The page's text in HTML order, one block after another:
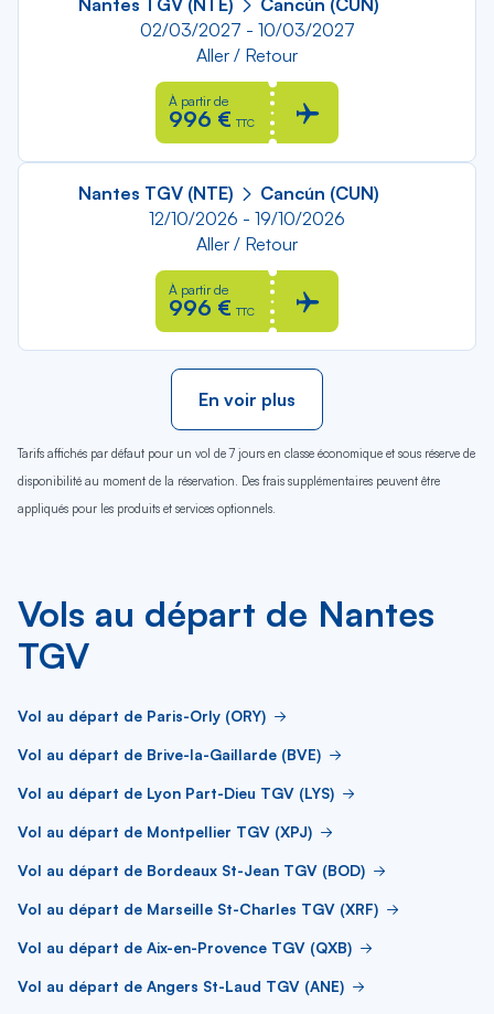
Nantes TGV (NTE)
Cancún (CUN)
02/03/2027 - 10/03/2027
Aller / Retour
À partir de
996 € TTC
Nantes TGV (NTE)
Cancún (CUN)
12/10/2026 - 19/10/2026
Aller / Retour
À partir de
996 € TTC
En voir plus
Tarifs affichés par défaut pour un vol de 7 jours en classe économique et sous réserve de
disponibilité au moment de la réservation. Des frais supplémentaires peuvent être
appliqués pour les produits et services optionnels.
Vols au départ de Nantes
TGV
Vol au départ de Paris-Orly (ORY)
Vol au départ de Brive-la-Gaillarde (BVE)
Vol au départ de Lyon Part-Dieu TGV (LYS)
Vol au départ de Montpellier TGV (XPJ)
Vol au départ de Bordeaux St-Jean TGV (BOD)
Vol au départ de Marseille St-Charles TGV (XRF)
Vol au départ de Aix-en-Provence TGV (QXB)
Vol au départ de Angers St-Laud TGV (ANE)